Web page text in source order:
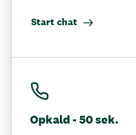
Start chat
Opkald - 50 sek.